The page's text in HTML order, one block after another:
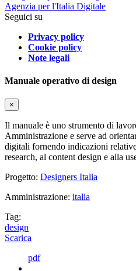
Agenzia per l'Italia Digitale
Seguici su
Privacy policy
Cookie policy
Note legali
Manuale operativo di design
×
Il manuale è uno strumento di
Amministrazione e serve ad
digitali fornendo indicazioni
research, al content design e alla
Progetto: Designers Italia
Amministrazione: italia
Tag:
design
Scarica
pdf